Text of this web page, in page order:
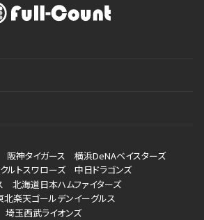
阪神タイガース
横浜DeNAベイスターズ
ルトスワローズ
中日ドラゴンズ
北海道日本ハムファイターズ
北楽天ゴールデンイーグルス
埼玉西武ライオンズ